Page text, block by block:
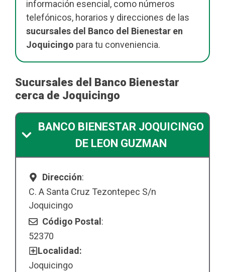
información esencial, como números
telefónicos, horarios y direcciones de las
sucursales del Banco del Bienestar en
Joquicingo para tu conveniencia.
Sucursales del Banco Bienestar
cerca de Joquicingo
BANCO BIENESTAR JOQUICINGO
DE LEON GUZMAN
Dirección:
C. A Santa Cruz Tezontepec S/n
Joquicingo
Código Postal :
52370
Localidad:
Joquicingo